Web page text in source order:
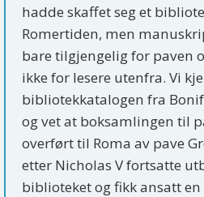
hadde skaffet seg et
Romertiden, men
bare tilgjengelig for paven
ikke for lesere utenfra. Vi
bibliotekkatalogen fra
og vet at boksamlingen til
overført til Roma av pave
etter Nicholas V fortsatte
biblioteket og fikk ansatt